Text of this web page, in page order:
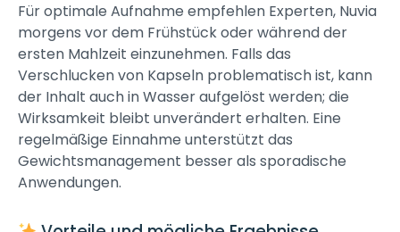
Für optimale Aufnahme empfehlen Experten, Nuvia
morgens vor dem Frühstück oder während der
ersten Mahlzeit einzunehmen. Falls das
Verschlucken von Kapseln problematisch ist, kann
der Inhalt auch in Wasser aufgelöst werden; die
Wirksamkeit bleibt unverändert erhalten. Eine
regelmäßige Einnahme unterstützt das
Gewichtsmanagement besser als sporadische
Anwendungen.